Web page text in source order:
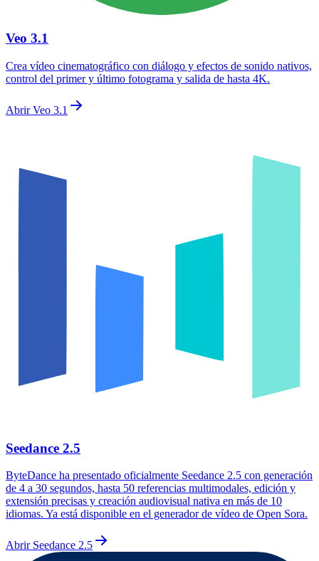
Veo 3.1
Crea vídeo cinematográfico con diálogo y efectos de sonido nativos,
control del primer y último fotograma y salida de hasta 4K.
Abrir Veo 3.1
Seedance 2.5
ByteDance ha presentado oficialmente Seedance 2.5 con generación
de 4 a 30 segundos, hasta 50 referencias multimodales, edición y
extensión precisas y creación audiovisual nativa en más de 10
idiomas. Ya está disponible en el generador de vídeo de Open Sora.
Abrir Seedance 2.5